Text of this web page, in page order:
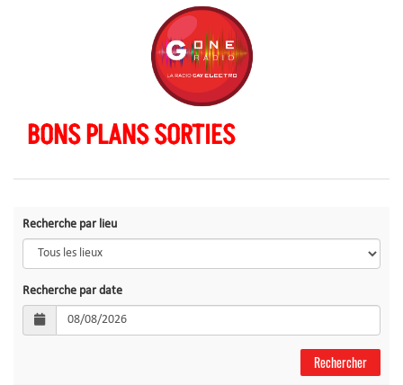
BONS PLANS SORTIES
Recherche par lieu
Recherche par date